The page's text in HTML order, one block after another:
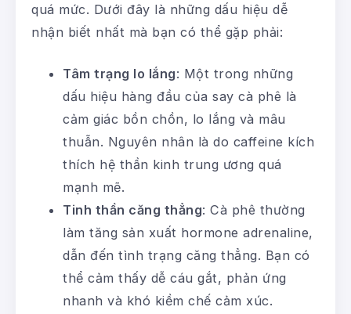
quá mức. Dưới đây là những dấu hiệu dễ
nhận biết nhất mà bạn có thể gặp phải:
Tâm trạng lo lắng: Một trong những
dấu hiệu hàng đầu của say cà phê là
cảm giác bồn chồn, lo lắng và mâu
thuẫn. Nguyên nhân là do caffeine kích
thích hệ thần kinh trung ương quá
mạnh mẽ.
Tinh thần căng thẳng: Cà phê thường
làm tăng sản xuất hormone adrenaline,
dẫn đến tình trạng căng thẳng. Bạn có
thể cảm thấy dễ cáu gắt, phản ứng
nhanh và khó kiềm chế cảm xúc.